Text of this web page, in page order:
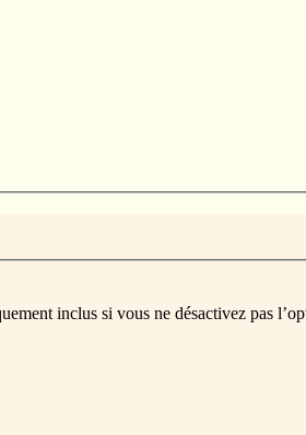
inclus si vous ne désactivez pas